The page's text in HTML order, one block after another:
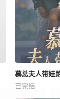
慕总夫人带娃
已完结